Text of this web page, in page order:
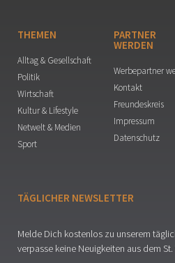
THEMEN
Alltag & Gesellschaft
Politik
Wirtschaft
Kultur & Lifestyle
Netwelt & Medien
Sport
PARTNER
WERDEN
Werbepartner
Kontakt
Freundeskreis
Impressum
Datenschutz
TÄGLICHER NEWSLETTER
Melde Dich kostenlos zu unserem
verpasse keine Neuigkeiten aus dem